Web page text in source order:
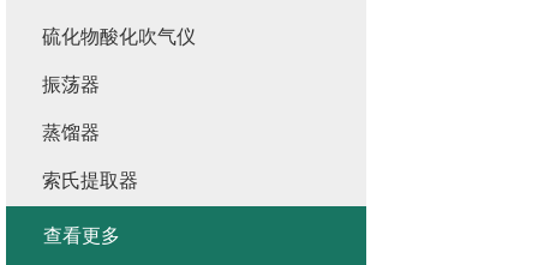
硫化物酸化吹气仪
振荡器
蒸馏器
索氏提取器
查看更多